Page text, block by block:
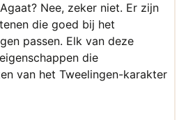
Nee, zeker niet. Er zijn
die goed bij het
passen. Elk van deze
die
van het Tweelingen-karakter